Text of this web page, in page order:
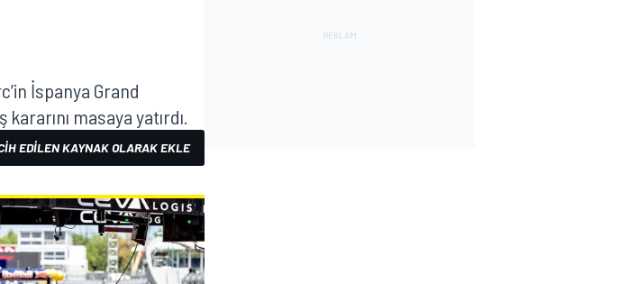
İspanya Grand
masaya yatırdı.
EDILEN KAYNAK OLARAK EKLE